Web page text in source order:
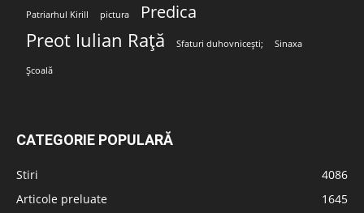
Patriarhul Kirill pictura Predica
Preot Iulian Rață Sfaturi duhovnicești; Sinaxa
Școală
CATEGORIE POPULARĂ
Stiri
4086
Articole preluate
1645